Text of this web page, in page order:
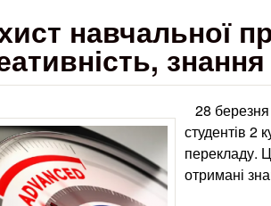
навчальної
28
студентів 2
перекладу.
отримані